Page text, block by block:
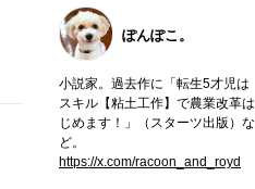
ぽんぽこ。
小説家。過去作に「転生5才児は
スキル【粘土工作】で農業改革は
じめます！」（スターツ出版）な
ど。
https://x.com/racoon_and_royd